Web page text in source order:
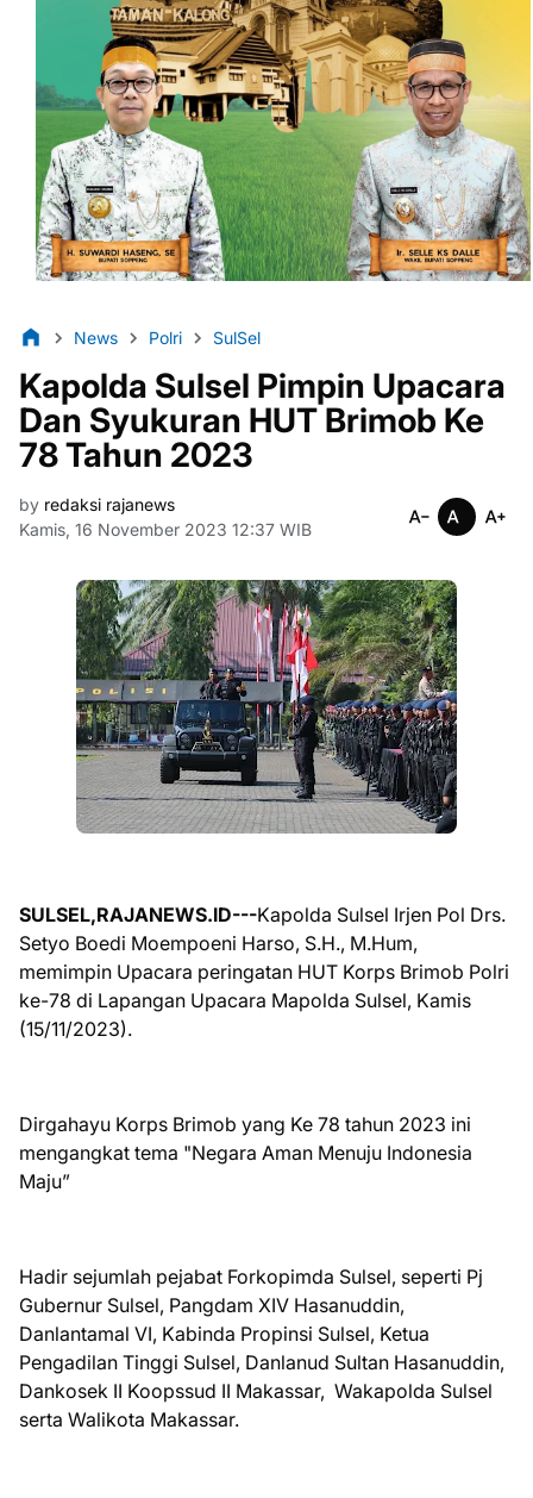
News Polri SulSel
Kapolda Sulsel Pimpin Upacara
Dan Syukuran HUT Brimob Ke
78 Tahun 2023
by redaksi rajanews
Kamis, 16 November 2023 12:37 WIB
SULSEL,RAJANEWS.ID---Kapolda Sulsel Irjen Pol Drs.
Setyo Boedi Moempoeni Harso, S.H., M.Hum,
memimpin Upacara peringatan HUT Korps Brimob Polri
ke-78 di Lapangan Upacara Mapolda Sulsel, Kamis
(15/11/2023).
Dirgahayu Korps Brimob yang Ke 78 tahun 2023 ini
mengangkat tema "Negara Aman Menuju Indonesia
Maju”
Hadir sejumlah pejabat Forkopimda Sulsel, seperti Pj
Gubernur Sulsel, Pangdam XIV Hasanuddin,
Danlantamal VI, Kabinda Propinsi Sulsel, Ketua
Pengadilan Tinggi Sulsel, Danlanud Sultan Hasanuddin,
Dankosek II Koopssud II Makassar, Wakapolda Sulsel
serta Walikota Makassar.